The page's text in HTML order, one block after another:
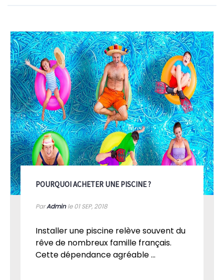
POURQUOI ACHETER UNE PISCINE ?
ParAdminle 01SEP, 2018
Installer une piscine relève souvent du
rêve de nombreux famille français.
Cette dépendance agréable ...